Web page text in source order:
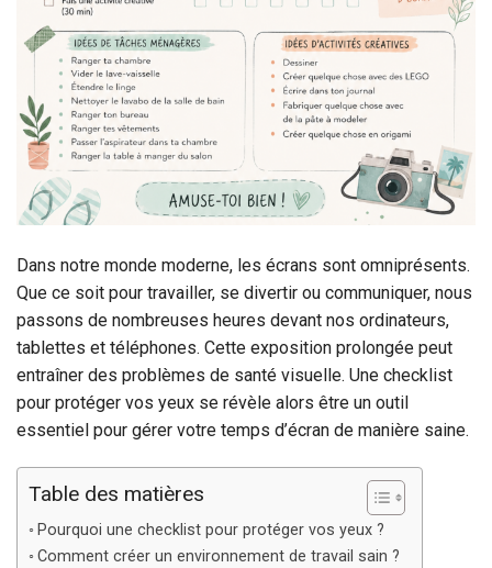
Dans notre monde moderne, les écrans sont omniprésents.
Que ce soit pour travailler, se divertir ou communiquer, nous
passons de nombreuses heures devant nos ordinateurs,
tablettes et téléphones. Cette exposition prolongée peut
entraîner des problèmes de santé visuelle. Une checklist
pour protéger vos yeux se révèle alors être un outil
essentiel pour gérer votre temps d’écran de manière saine.
Table des matières
Pourquoi une checklist pour protéger vos yeux ?
Comment créer un environnement de travail sain ?